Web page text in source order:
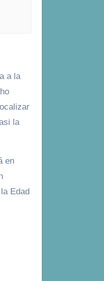
a la
la
en
Edad